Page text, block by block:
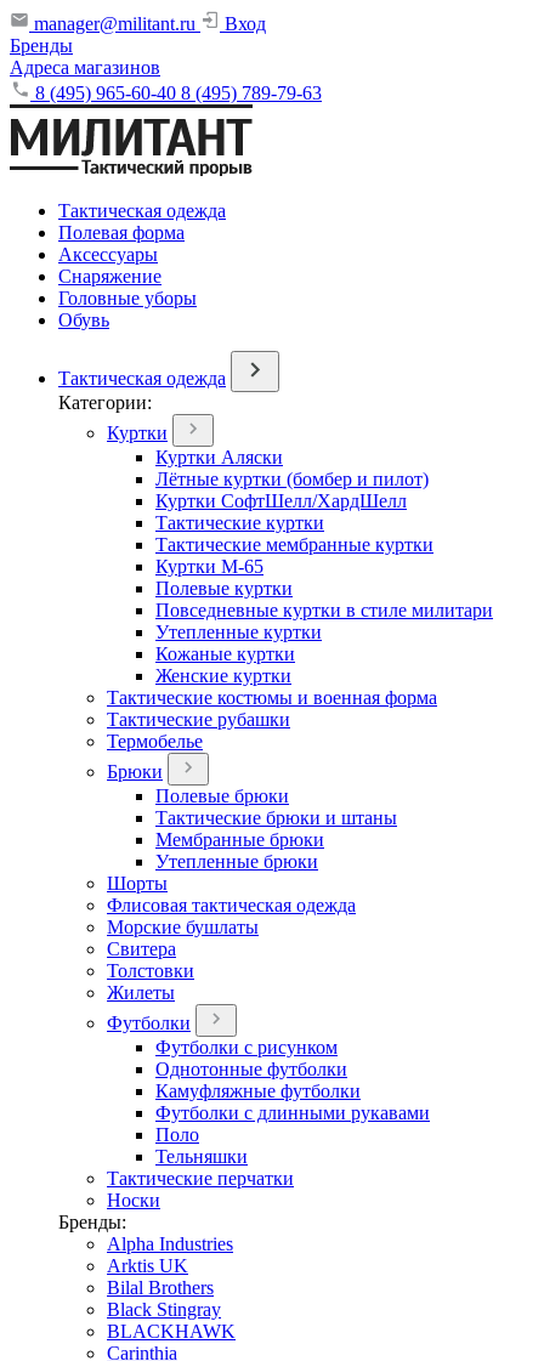
manager@militant.ru
Вход
Бренды
Адреса магазинов
8 (495) 965-60-40 8 (495) 789-79-63
Тактическая одежда
Полевая форма
Аксессуары
Снаряжение
Головные уборы
Обувь
Тактическая одежда
Категории:
Куртки
Куртки Аляски
Лётные куртки (бомбер и пилот)
Куртки СофтШелл/ХардШелл
Тактические куртки
Тактические мембранные куртки
Куртки М-65
Полевые куртки
Повседневные куртки в стиле милитари
Утепленные куртки
Кожаные куртки
Женские куртки
Тактические костюмы и военная форма
Тактические рубашки
Термобелье
Брюки
Полевые брюки
Тактические брюки и штаны
Мембранные брюки
Утепленные брюки
Шорты
Флисовая тактическая одежда
Морские бушлаты
Свитера
Толстовки
Жилеты
Футболки
Футболки с рисунком
Однотонные футболки
Камуфляжные футболки
Футболки с длинными рукавами
Поло
Тельняшки
Тактические перчатки
Носки
Бренды:
Alpha Industries
Arktis UK
Bilal Brothers
Black Stingray
BLACKHAWK
Carinthia